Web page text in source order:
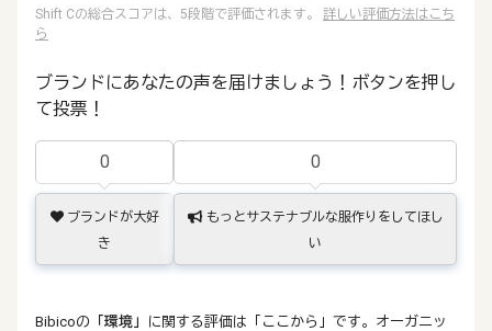
Shift Cの総合スコアは、5段階で評価されます。 詳しい評価方法はこち
ら
ブランドにあなたの声を届けましょう！ボタンを押し
て投票！
0
ブランドが大好
き
0
もっとサステナブルな服作りをしてほし
い
Bibicoの 「環境」
に関する評価は「ここから」です。オーガニッ